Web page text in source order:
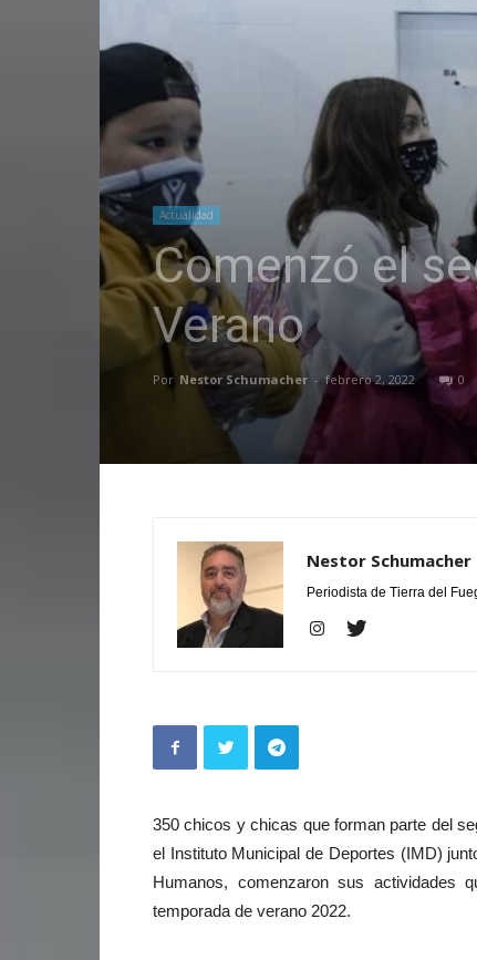
Actualidad
Comenzó el
Verano
Por Nestor Schumacher - febrero 2, 2022 0
Nestor Schumacher
Periodista de Tierra del
350 chicos y chicas que forman parte del
el Instituto Municipal de Deportes (IMD)
Humanos, comenzaron sus actividades
temporada de verano 2022.